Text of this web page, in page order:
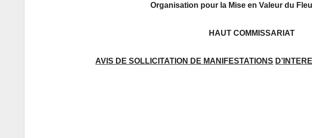
Organisation pour la Mise en Valeur du
HAUT COMMISSARIAT
AVIS DE SOLLICITATION DE MANIFESTATIONS